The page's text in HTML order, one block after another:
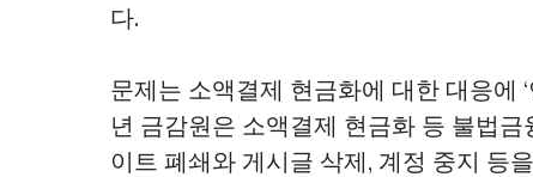
다.
문제는 소액결제 현금화에 대한 대응에
년 금감원은 소액결제 현금화 등 불법
이트 폐쇄와 게시글 삭제, 계정 중지 등